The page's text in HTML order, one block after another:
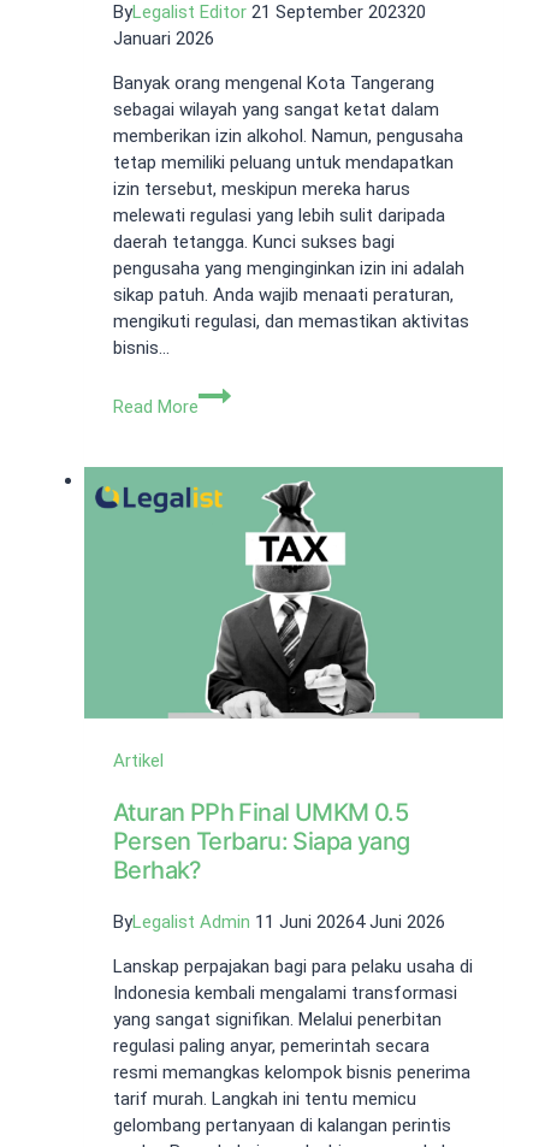
ByLegalist Editor 21 September 202320
Januari 2026
Banyak orang mengenal Kota Tangerang
sebagai wilayah yang sangat ketat dalam
memberikan izin alkohol. Namun, pengusaha
tetap memiliki peluang untuk mendapatkan
izin tersebut, meskipun mereka harus
melewati regulasi yang lebih sulit daripada
daerah tetangga. Kunci sukses bagi
pengusaha yang menginginkan izin ini adalah
sikap patuh. Anda wajib menaati peraturan,
mengikuti regulasi, dan memastikan aktivitas
bisnis…
Read More
Jenis
Tangerang
yang
Artikel
Aturan PPh Final UMKM 0.5
Persen Terbaru: Siapa yang
Berhak?
ByLegalist Admin 11 Juni 20264 Juni 2026
Lanskap perpajakan bagi para pelaku usaha di
Indonesia kembali mengalami transformasi
yang sangat signifikan. Melalui penerbitan
regulasi paling anyar, pemerintah secara
resmi memangkas kelompok bisnis penerima
tarif murah. Langkah ini tentu memicu
gelombang pertanyaan di kalangan perintis